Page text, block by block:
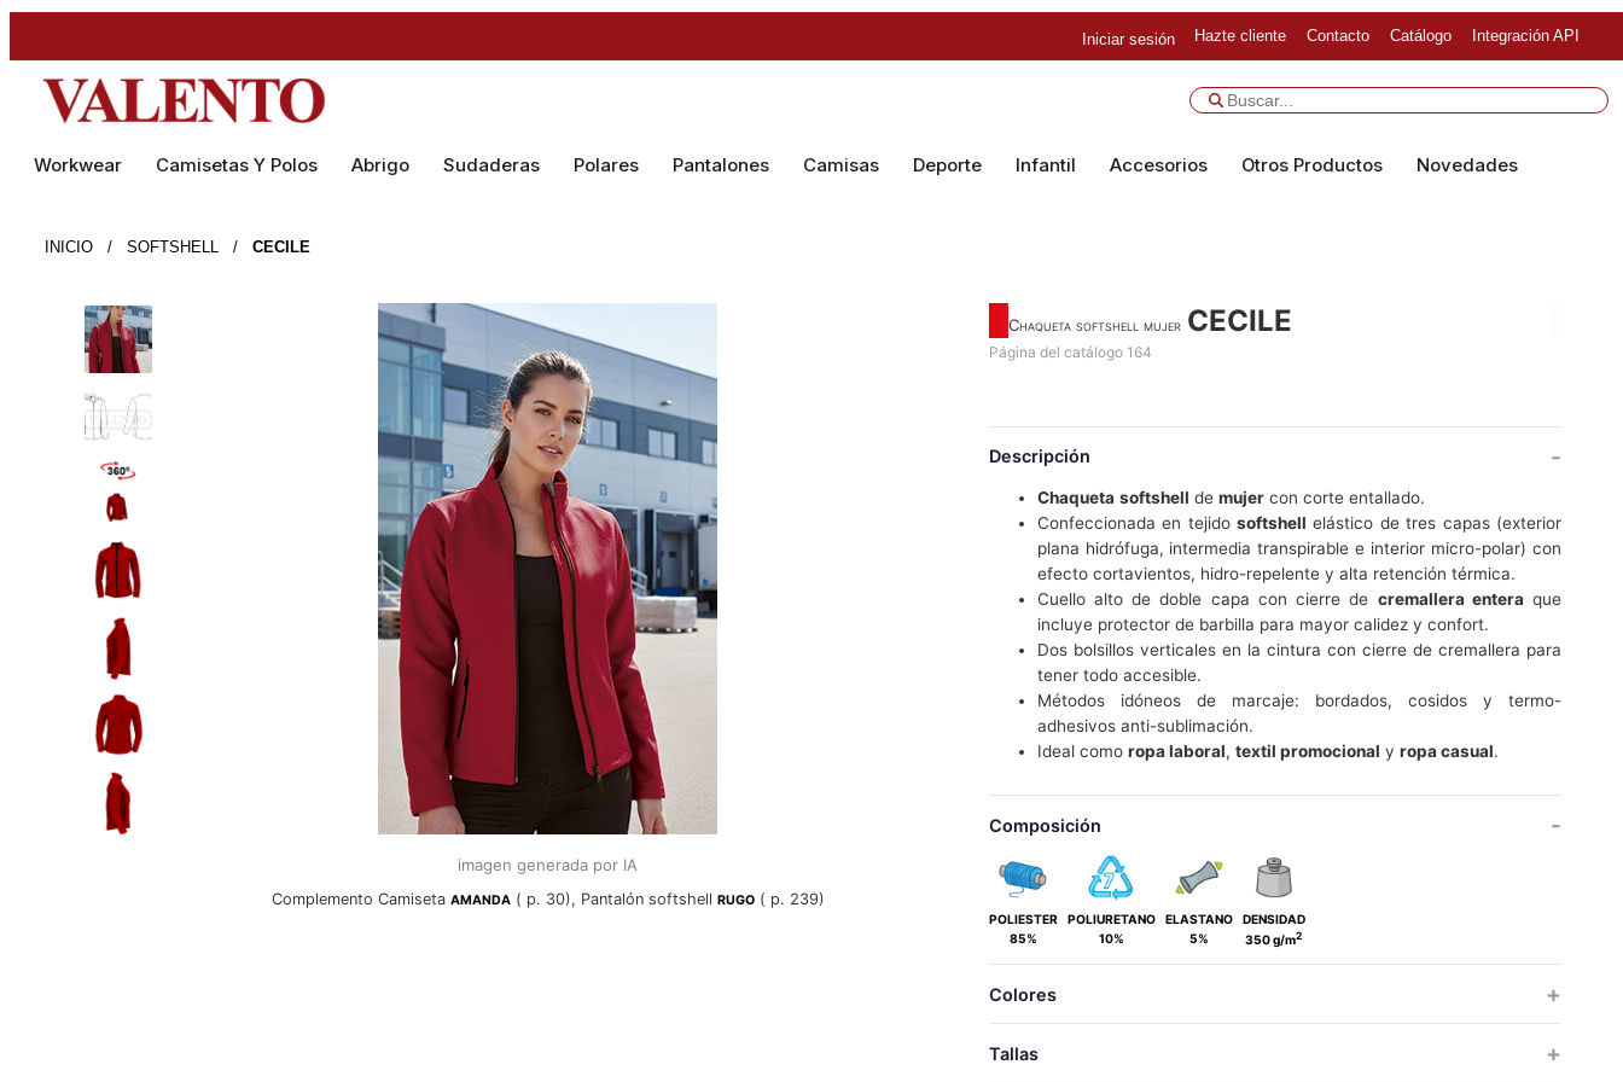
Iniciar sesión Hazte cliente Contacto Catálogo Integración API
Workwear Camisetas Y Polos Abrigo Sudaderas Polares Pantalones Camisas Deporte Infantil Accesorios Otros Productos Novedades
INICIO / SOFTSHELL / CECILE
imagen generada por IA
Complemento Camiseta AMANDA( p. 30), Pantalón softshell RUGO( p. 239)
Chaqueta softshell mujer CECILE
Página del catálogo 164
Descripción
Chaqueta softshell de mujercon corte entallado.
Confeccionada en tejido softshell elástico de tres capas (exterior
plana hidrófuga, intermedia transpirable e interior micro-polar) con
efecto cortavientos, hidro-repelente y alta retención térmica.
Cuello alto de doble capa con cierre de cremallera entera que
incluye protector de barbilla para mayor calidez y confort.
Dos bolsillos verticales en la cintura con cierre de cremallera para
tener todo accesible.
Métodos idóneos de marcaje: bordados, cosidos y termo-
adhesivos anti-sublimación.
Ideal como ropa laboral, textil promocional y ropa casual.
Composición
POLIESTER
85%
POLIURETANO
10%
ELASTANO
5%
DENSIDAD
350 g/m2
Colores
Tallas